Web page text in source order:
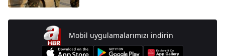
Mobil uygulamalarımızı indirin